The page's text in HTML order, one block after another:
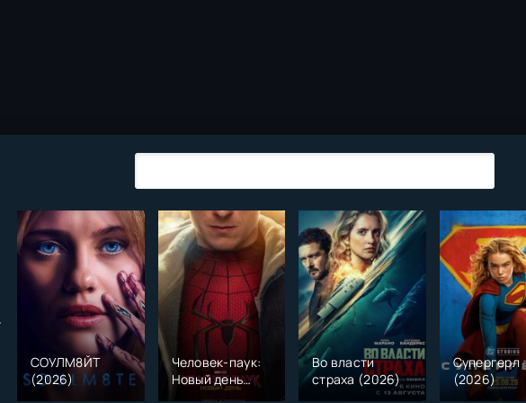
СОУЛМ8ЙТ
(2026)
Человек-паук:
Новый день
(2026)
Во власти
страха (2026)
Супергерл
(2026)